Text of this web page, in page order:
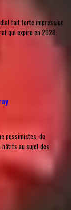
fait forte impression
qui expire en 2028.
pessimistes, de
hâtifs au sujet des